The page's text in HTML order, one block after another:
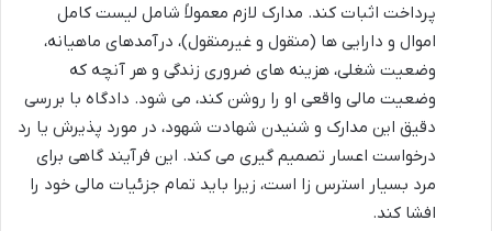
پرداخت اثبات کند. مدارک لازم معمولاً شامل لیست کامل
اموال و دارایی ها (منقول و غیرمنقول)، درآمدهای ماهیانه،
وضعیت شغلی، هزینه های ضروری زندگی و هر آنچه که
وضعیت مالی واقعی او را روشن کند، می شود. دادگاه با بررسی
دقیق این مدارک و شنیدن شهادت شهود، در مورد پذیرش یا رد
درخواست اعسار تصمیم گیری می کند. این فرآیند گاهی برای
مرد بسیار استرس زا است، زیرا باید تمام جزئیات مالی خود را
افشا کند.